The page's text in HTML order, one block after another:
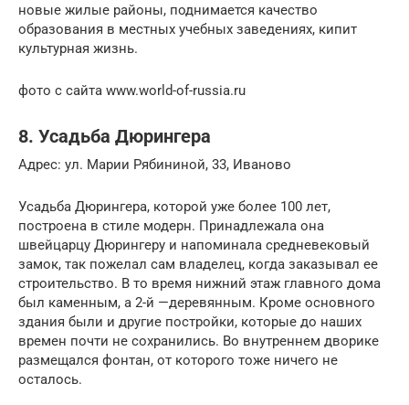
новые жилые районы, поднимается качество
образования в местных учебных заведениях, кипит
культурная жизнь.
фото с сайта www.world-of-russia.ru
8. Усадьба Дюрингера
Адрес: ул. Марии Рябининой, 33, Иваново
Усадьба Дюрингера, которой уже более 100 лет,
построена в стиле модерн. Принадлежала она
швейцарцу Дюрингеру и напоминала средневековый
замок, так пожелал сам владелец, когда заказывал ее
строительство. В то время нижний этаж главного дома
был каменным, а 2-й —деревянным. Кроме основного
здания были и другие постройки, которые до наших
времен почти не сохранились. Во внутреннем дворике
размещался фонтан, от которого тоже ничего не
осталось.